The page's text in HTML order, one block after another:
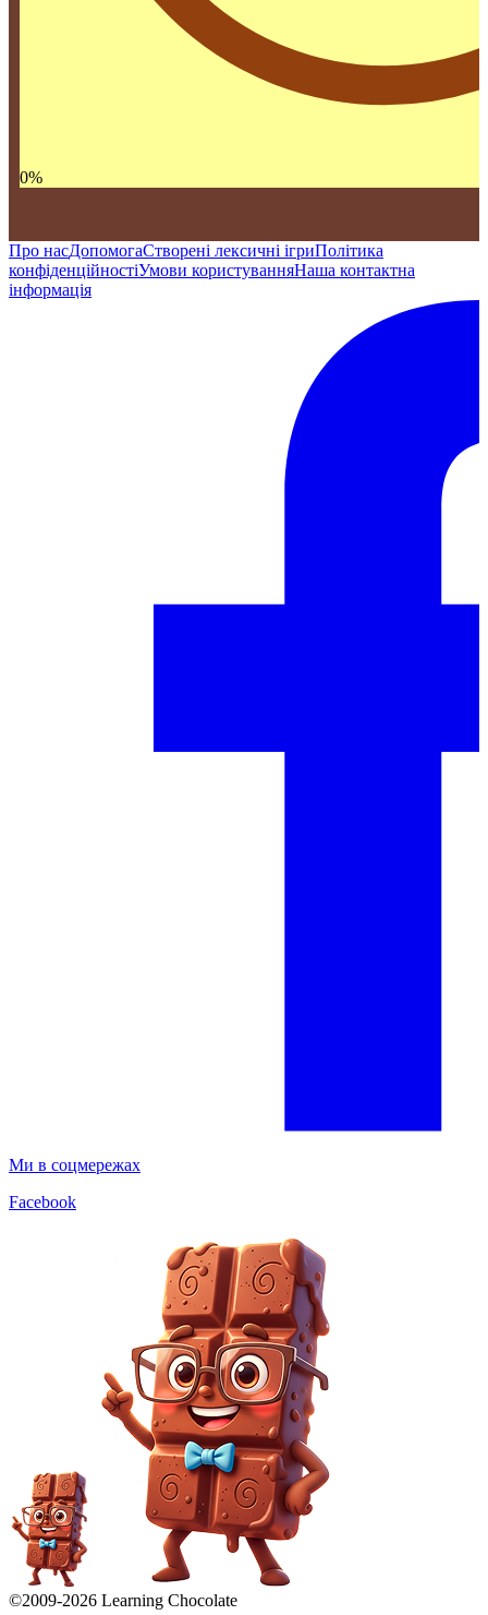
0%
Про насДопомогаСтворені лексичні ігриПолітика
конфіденційностіУмови користуванняНаша контактна
інформація
Ми в соцмережах
Facebook
©2009-2026 Learning Chocolate